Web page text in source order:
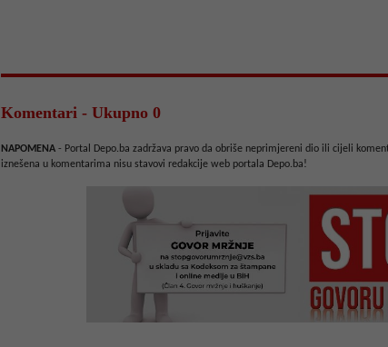
Komentari - Ukupno 0
NAPOMENA - Portal Depo.ba zadržava pravo da obriše neprimjereni dio ili cijeli
iznešena u komentarima nisu stavovi redakcije web portala Depo.ba!